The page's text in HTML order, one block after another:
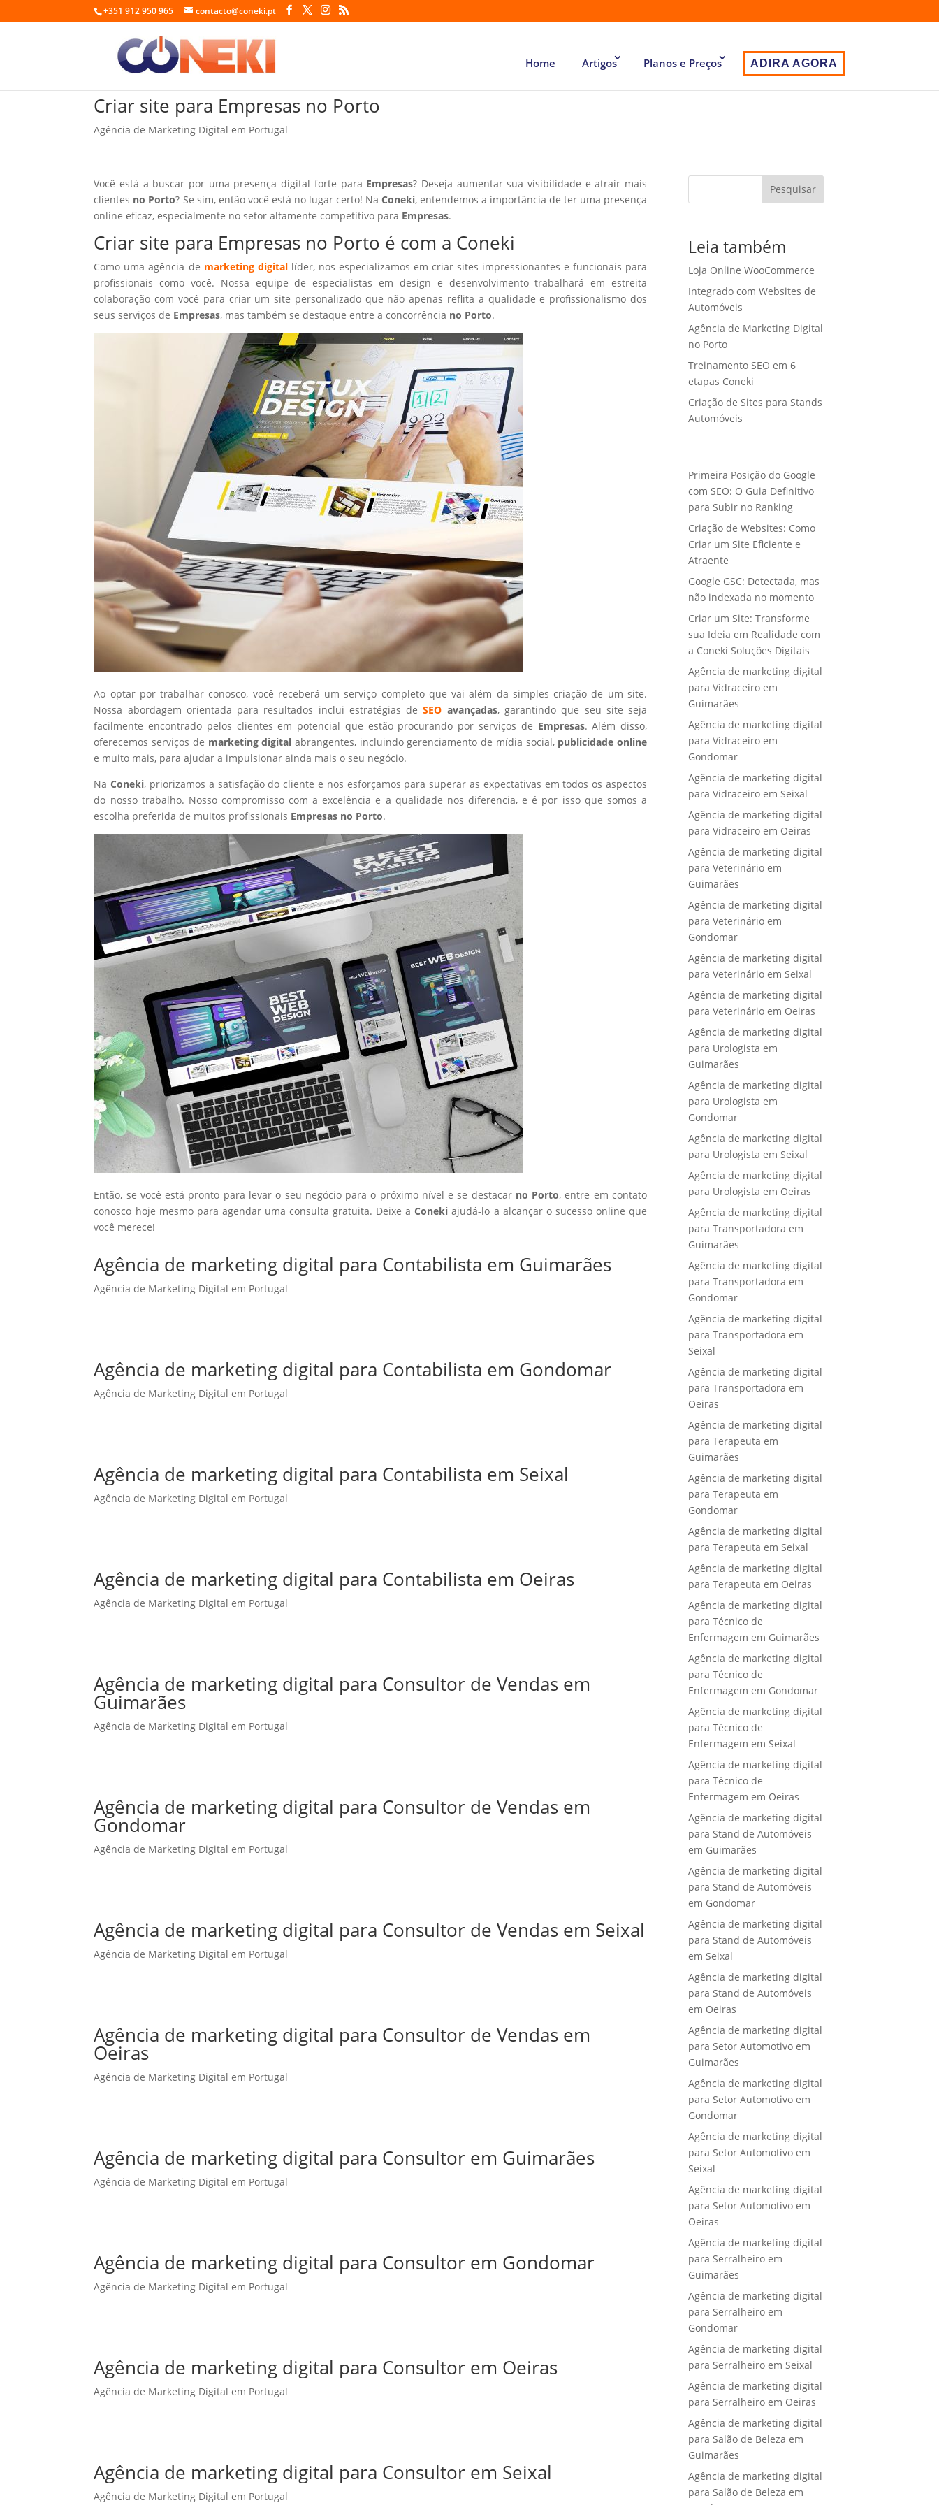
+351 912 950 965 contacto@coneki.pt
Home Artigos Planos e Preços ADIRA AGORA
Criar site para Empresas no Porto
Agência de Marketing Digital em Portugal
Você está a buscar por uma presença digital forte para Empresas? Deseja aumentar sua visibilidade e atrair mais
clientes no Porto? Se sim, então você está no lugar certo! Na Coneki, entendemos a importância de ter uma presença
online eficaz, especialmente no setor altamente competitivo para Empresas.
Criar site para Empresas no Porto é com a Coneki
Como uma agência de marketing digitallíder, nos especializamos em criar sites impressionantes e funcionais para
profissionais como você. Nossa equipe de especialistas em design e desenvolvimento trabalhará em estreita
colaboração com você para criar um site personalizado que não apenas reflita a qualidade e profissionalismo dos
seus serviços de Empresas, mas também se destaque entre a concorrência no Porto.
Ao optar por trabalhar conosco, você receberá um serviço completo que vai além da simples criação de um site.
Nossa abordagem orientada para resultados inclui estratégias deSEO avançadas, garantindo que seu site seja
facilmente encontrado pelos clientes em potencial que estão procurando por serviços de Empresas. Além disso,
oferecemos serviços de marketing digital abrangentes, incluindo gerenciamento de mídia social, publicidade online
e muito mais, para ajudar a impulsionar ainda mais o seu negócio.
NaConeki, priorizamos a satisfação do cliente e nos esforçamos para superar as expectativas em todos os aspectos
do nosso trabalho. Nosso compromisso com a excelência e a qualidade nos diferencia, e é por isso que somos a
escolha preferida de muitos profissionais Empresas no Porto.
Então, se você está pronto para levar o seu negócio para o próximo nível e se destacar no Porto, entre em contato
conosco hoje mesmo para agendar uma consulta gratuita. Deixe aConeki ajudá-lo a alcançar o sucesso online que
você merece!
Agência de marketing digital para Contabilista em Guimarães
Agência de Marketing Digital em Portugal
Agência de marketing digital para Contabilista em Gondomar
Agência de Marketing Digital em Portugal
Agência de marketing digital para Contabilista em Seixal
Agência de Marketing Digital em Portugal
Agência de marketing digital para Contabilista em Oeiras
Agência de Marketing Digital em Portugal
Agência de marketing digital para Consultor de Vendas em
Guimarães
Agência de Marketing Digital em Portugal
Agência de marketing digital para Consultor de Vendas em
Gondomar
Agência de Marketing Digital em Portugal
Agência de marketing digital para Consultor de Vendas em Seixal
Agência de Marketing Digital em Portugal
Agência de marketing digital para Consultor de Vendas em
Oeiras
Agência de Marketing Digital em Portugal
Agência de marketing digital para Consultor em Guimarães
Agência de Marketing Digital em Portugal
Agência de marketing digital para Consultor em Gondomar
Agência de Marketing Digital em Portugal
Agência de marketing digital para Consultor em Oeiras
Agência de Marketing Digital em Portugal
Agência de marketing digital para Consultor em Seixal
Agência de Marketing Digital em Portugal
Pesquisar
Leia também
Loja Online WooCommerce
Integrado com Websites de
Automóveis
Agência de Marketing Digital
no Porto
Treinamento SEO em 6
etapas Coneki
Criação de Sites para Stands
Automóveis
Primeira Posição do Google
com SEO: O Guia Definitivo
para Subir no Ranking
Criação de Websites: Como
Criar um Site Eficiente e
Atraente
Google GSC: Detectada, mas
não indexada no momento
Criar um Site: Transforme
sua Ideia em Realidade com
a Coneki Soluções Digitais
Agência de marketing digital
para Vidraceiro em
Guimarães
Agência de marketing digital
para Vidraceiro em
Gondomar
Agência de marketing digital
para Vidraceiro em Seixal
Agência de marketing digital
para Vidraceiro em Oeiras
Agência de marketing digital
para Veterinário em
Guimarães
Agência de marketing digital
para Veterinário em
Gondomar
Agência de marketing digital
para Veterinário em Seixal
Agência de marketing digital
para Veterinário em Oeiras
Agência de marketing digital
para Urologista em
Guimarães
Agência de marketing digital
para Urologista em
Gondomar
Agência de marketing digital
para Urologista em Seixal
Agência de marketing digital
para Urologista em Oeiras
Agência de marketing digital
para Transportadora em
Guimarães
Agência de marketing digital
para Transportadora em
Gondomar
Agência de marketing digital
para Transportadora em
Seixal
Agência de marketing digital
para Transportadora em
Oeiras
Agência de marketing digital
para Terapeuta em
Guimarães
Agência de marketing digital
para Terapeuta em
Gondomar
Agência de marketing digital
para Terapeuta em Seixal
Agência de marketing digital
para Terapeuta em Oeiras
Agência de marketing digital
para Técnico de
Enfermagem em Guimarães
Agência de marketing digital
para Técnico de
Enfermagem em Gondomar
Agência de marketing digital
para Técnico de
Enfermagem em Seixal
Agência de marketing digital
para Técnico de
Enfermagem em Oeiras
Agência de marketing digital
para Stand de Automóveis
em Guimarães
Agência de marketing digital
para Stand de Automóveis
em Gondomar
Agência de marketing digital
para Stand de Automóveis
em Seixal
Agência de marketing digital
para Stand de Automóveis
em Oeiras
Agência de marketing digital
para Setor Automotivo em
Guimarães
Agência de marketing digital
para Setor Automotivo em
Gondomar
Agência de marketing digital
para Setor Automotivo em
Seixal
Agência de marketing digital
para Setor Automotivo em
Oeiras
Agência de marketing digital
para Serralheiro em
Guimarães
Agência de marketing digital
para Serralheiro em
Gondomar
Agência de marketing digital
para Serralheiro em Seixal
Agência de marketing digital
para Serralheiro em Oeiras
Agência de marketing digital
para Salão de Beleza em
Guimarães
Agência de marketing digital
para Salão de Beleza em